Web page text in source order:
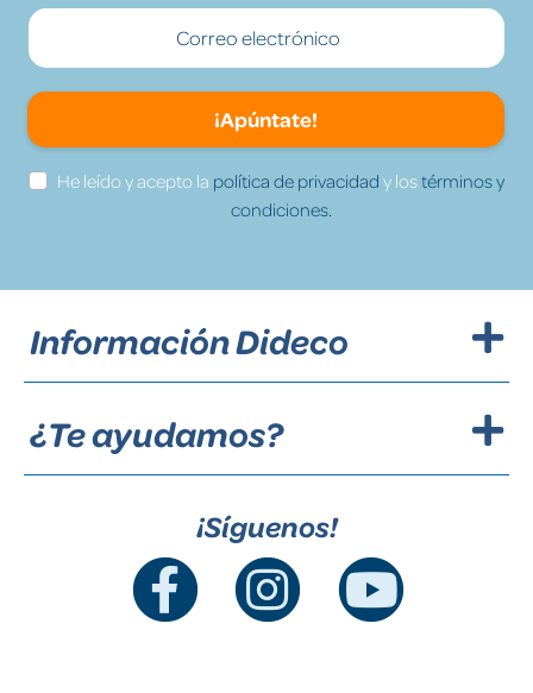
¡Apúntate!
He leído y acepto la política de privacidad y lostérminos y
condiciones.
Información Dideco
¿Te ayudamos?
¡Síguenos!